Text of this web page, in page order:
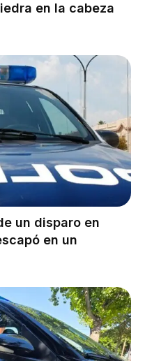
en la cabeza
un disparo en
en un